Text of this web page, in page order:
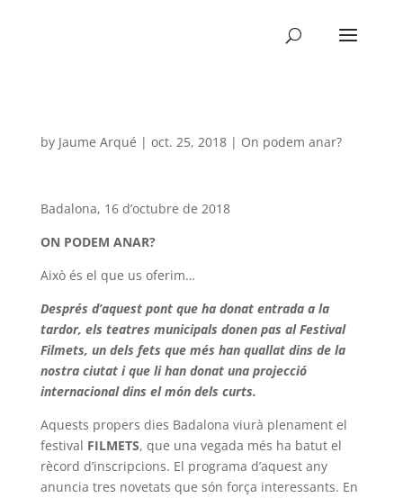
by Jaume Arqué | oct. 25, 2018| On podem anar?
Badalona, 16 d’octubre de 2018
ON PODEM ANAR?
Això és el que us oferim…
Després d’aquest pont que ha donat entrada a la
tardor, els teatres municipals donen pas al Festival
Filmets, un dels fets que més han quallat dins de la
nostra ciutat i que li han donat una projecció
internacional dins el món dels curts.
Aquests propers dies Badalona viurà plenament el
festival FILMETS, que una vegada més ha batut el
rècord d’inscripcions. El programa d’aquest any
anuncia tres novetats que són força interessants. En